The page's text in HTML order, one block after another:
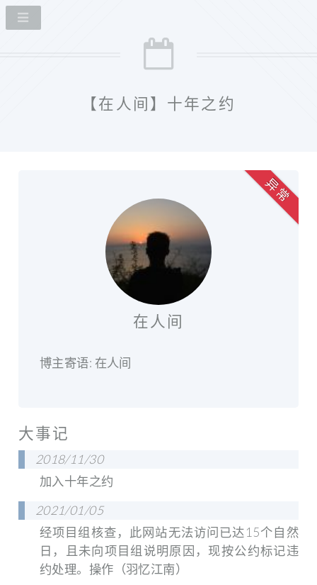
【在人间】十年之约
在人间
博主寄语: 在人间
异 常
大事记
2018/11/30
加入十年之约
2021/01/05
经项目组核查，此网站无法访问已达15个自然
日，且未向项目组说明原因，现按公约标记违
约处理。操作（羽忆江南）